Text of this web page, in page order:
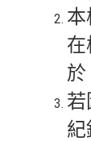
本
在
於
若
紀